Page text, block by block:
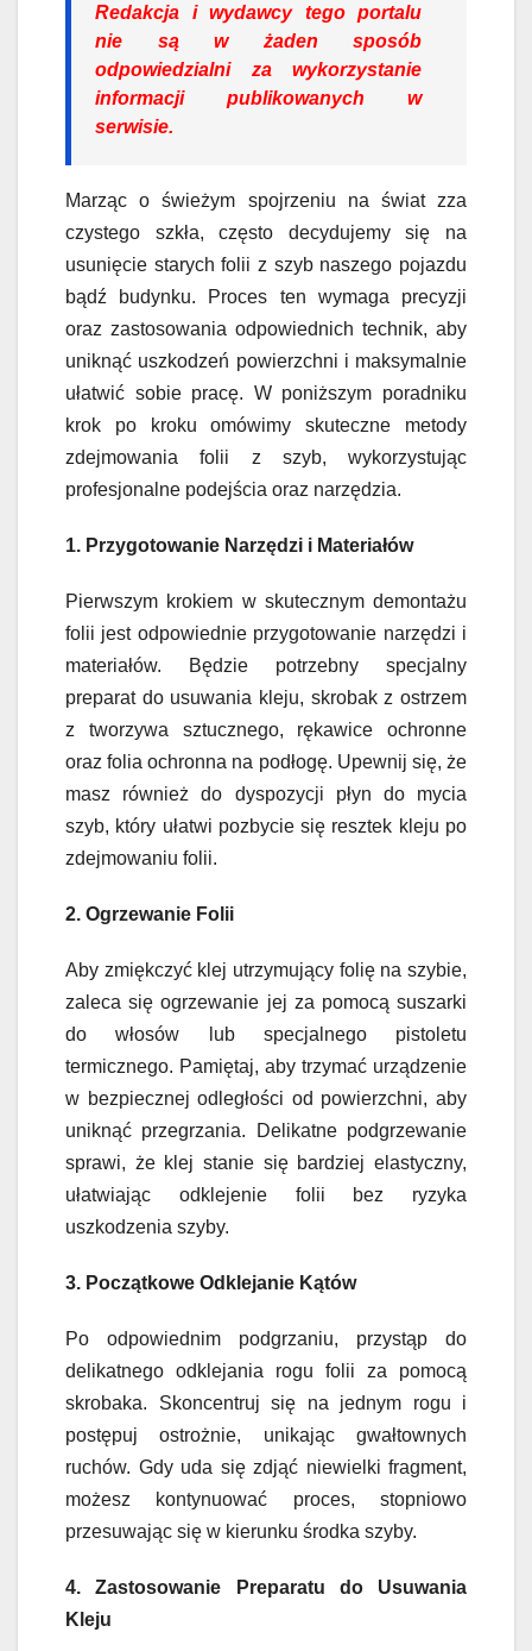
Redakcja i wydawcy tego portalu
nie są w żaden sposób
odpowiedzialni za wykorzystanie
informacji publikowanych w
serwisie.
Marząc o świeżym spojrzeniu na świat zza
czystego szkła, często decydujemy się na
usunięcie starych folii z szyb naszego pojazdu
bądź budynku. Proces ten wymaga precyzji
oraz zastosowania odpowiednich technik, aby
uniknąć uszkodzeń powierzchni i maksymalnie
ułatwić sobie pracę. W poniższym poradniku
krok po kroku omówimy skuteczne metody
zdejmowania folii z szyb, wykorzystując
profesjonalne podejścia oraz narzędzia.
1. Przygotowanie Narzędzi i Materiałów
Pierwszym krokiem w skutecznym demontażu
folii jest odpowiednie przygotowanie narzędzi i
materiałów. Będzie potrzebny specjalny
preparat do usuwania kleju, skrobak z ostrzem
z tworzywa sztucznego, rękawice ochronne
oraz folia ochronna na podłogę. Upewnij się, że
masz również do dyspozycji płyn do mycia
szyb, który ułatwi pozbycie się resztek kleju po
zdejmowaniu folii.
2. Ogrzewanie Folii
Aby zmiękczyć klej utrzymujący folię na szybie,
zaleca się ogrzewanie jej za pomocą suszarki
do włosów lub specjalnego pistoletu
termicznego. Pamiętaj, aby trzymać urządzenie
w bezpiecznej odległości od powierzchni, aby
uniknąć przegrzania. Delikatne podgrzewanie
sprawi, że klej stanie się bardziej elastyczny,
ułatwiając odklejenie folii bez ryzyka
uszkodzenia szyby.
3. Początkowe Odklejanie Kątów
Po odpowiednim podgrzaniu, przystąp do
delikatnego odklejania rogu folii za pomocą
skrobaka. Skoncentruj się na jednym rogu i
postępuj ostrożnie, unikając gwałtownych
ruchów. Gdy uda się zdjąć niewielki fragment,
możesz kontynuować proces, stopniowo
przesuwając się w kierunku środka szyby.
4. Zastosowanie Preparatu do Usuwania
Kleju